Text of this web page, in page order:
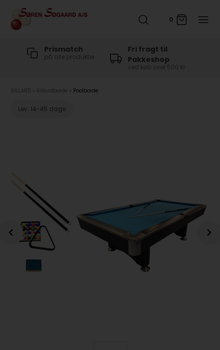
0
Prismatch
på alle produkter
Fri fragt til
Pakkeshop
ved køb over 500 kr
BILLARD Billardborde Poolborde
Lev. 14-45 dage